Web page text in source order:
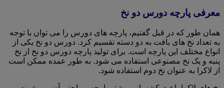
معرفی پارچه دورس دو نخ
همان طور که در قبل گفتیم، پارچه های دورس را می توان با توجه
به تعداد نخ های بافت به دو دسته تقسیم کرد. دورس دو نخ یکی از
انواع مختلف این پارچه است. برای تولید پارچه دورس دو نخ از نخ
پنبه و یک نخ مصنوعی استفاده می شود. به طور عمده ممکن است
از لاکرا به عنوان نخ دوم استفاده شود.